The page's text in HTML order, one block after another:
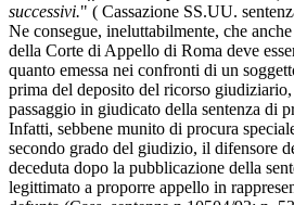
successivi." ( Cassazione SS.UU.
Ne consegue, ineluttabilmente, che
della Corte di Appello di Roma deve
quanto emessa nei confronti di un
prima del deposito del ricorso giudiziario,
passaggio in giudicato della sentenza di
Infatti, sebbene munito di procura
secondo grado del giudizio, il difensore
deceduta dopo la pubblicazione della
legittimato a proporre appello in